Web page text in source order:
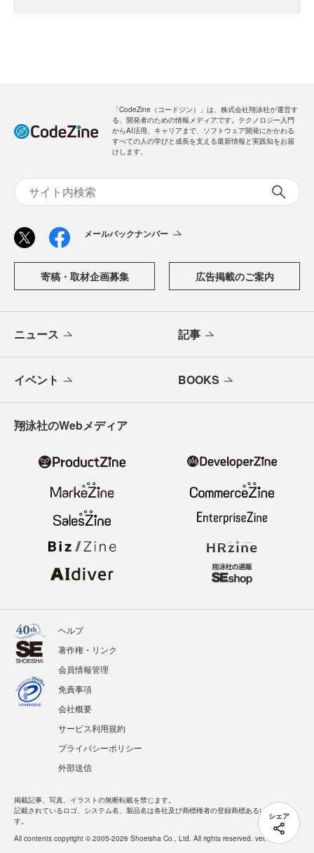
シェア
「CodeZine（コードジン）」は、株式会社翔泳社が運営す
る、開発者のための情報メディアです。テクノロジー入門
からAI活用、キャリアまで、ソフトウェア開発にかかわる
すべての人の学びと成長を支える最新情報と実践知をお届
けします。
メールバックナンバー
寄稿・取材企画募集 広告掲載のご案内
ニュース 記事
イベント BOOKS
翔泳社のWebメディア
ヘルプ
著作権・リンク
会員情報管理
免責事項
会社概要
サービス利用規約
プライバシーポリシー
外部送信
掲載記事、写真、イラストの無断転載を禁じます。
記載されているロゴ、システム名、製品名は各社及び商標権者の登録商標あるいは商標で
す。
All contents copyright © 2005-2026 Shoeisha Co., Ltd. All rights reserved. ver.1.5